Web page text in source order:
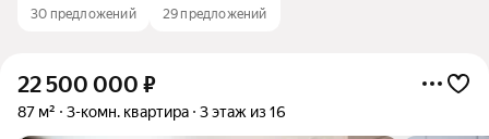
30 предложений 29 предложений
22 500 000 ₽
87 м² 3-комн. квартира 3 этаж из 16